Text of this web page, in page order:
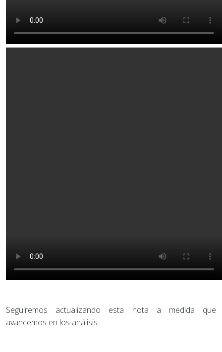
Seguiremos actualizando esta nota a medida que
avancemos en los análisis.